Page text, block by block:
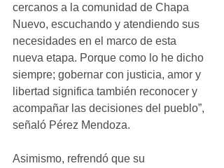
cercanos a la comunidad de Chapa
Nuevo, escuchando y atendiendo sus
necesidades en el marco de esta
nueva etapa. Porque como lo he dicho
siempre; gobernar con justicia, amor y
libertad significa también reconocer y
acompañar las decisiones del pueblo”,
señaló Pérez Mendoza.
Asimismo, refrendó que su